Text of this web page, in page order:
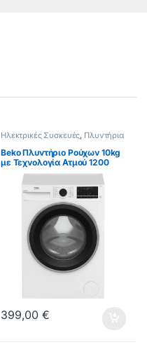
Ηλεκτρικές Συσκευές, Πλυντήρια
Ρούχων
Beko Πλυντήριο Ρούχων 10kg
με Τεχνολογία Ατμού 1200
Στροφών BM3WFU410215W
399,00€